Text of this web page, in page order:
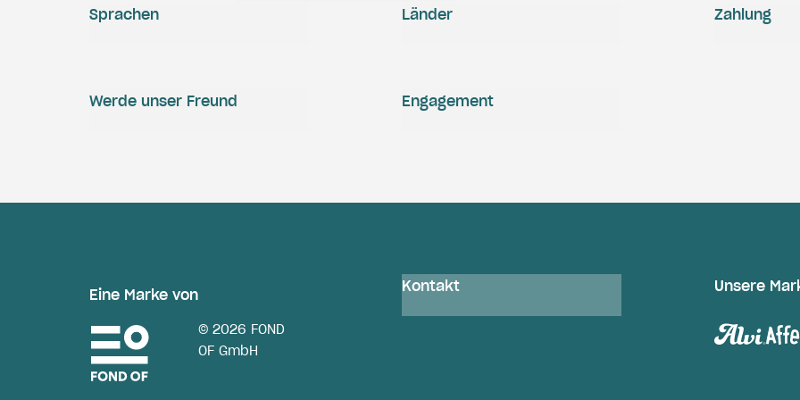
Zahlung
Engagement
Werde unser Freund
Sprachen Länder
Eine Marke von
© 2026 FOND
OF GmbH
Kontakt Unsere